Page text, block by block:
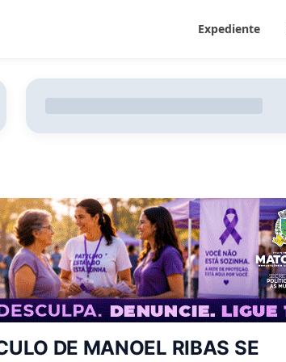
Expediente
DE MANOEL RIBAS SE